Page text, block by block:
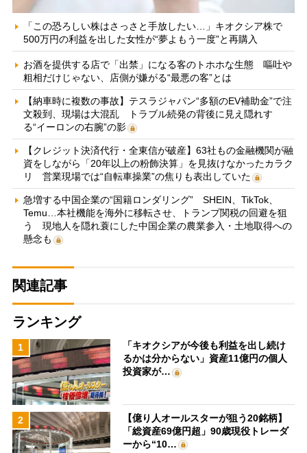
「この恐ろしい株はさっさと手放したい…」キオクシア株で
500万円の利益を出した女性が“夢よもう一度”と再購入
お酒を提供する店で「出禁」になる客のトホホな生態 嘔吐や
粗相だけじゃない、店側が嫌がる“最悪の客”とは
【納車時に複数の事故】テスラジャパン“多額のEV補助金”で注
文殺到、現場は大混乱 トラブル続発の背後に見え隠れす
る“イーロンの右腕”の影
【クレジット決済代行・全東信が破産】63社もの金融機関が融
資をしながら「20年以上の粉飾決算」を見抜けなかったカラク
リ 営業現場では“自転車操業”の焦りも表出していた
急増する中国企業の“国籍ロンダリング” SHEIN、TikTok、
Temu…本社機能を海外に移転させ、トランプ関税の回避を狙
う 現地人を隠れ蓑にした中国企業の農業参入・土地取得への
懸念も
関連記事
ランキング
1
「キオクシアが今後も利益を出し続け
るかは分からない」資産11億円の個人
投資家が…
2
【億り人オールスターが狙う20銘柄】
「総資産69億円超」90歳現役トレーダ
ーから“10…